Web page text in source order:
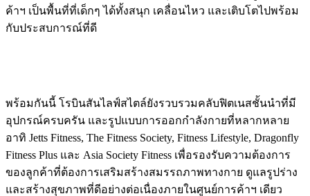
ค้าฯ เป็นพื้นที่ที่เด็กๆ ได้ทั้งสนุก เคลื่อนไหว และเติบโตไปพร้อม
กับประสบการณ์ที่ดี
พร้อมกันนี้ โรบินสันไลฟ์สไตล์ยังรวบรวมคลับฟิตเนสชั้นนำที่มี
อุปกรณ์ครบครัน และรูปแบบการออกกำลังกายที่หลากหลาย
อาทิ Jetts Fitness, The Fitness Society, Fitness Lifestyle, Dragonfly
Fitness Plus และ Asia Society Fitness เพื่อรองรับความต้องการ
ของลูกค้าที่ต้องการเสริมสร้างสมรรถภาพทางกาย ดูแลรูปร่าง
และสร้างสุขภาพที่ดีอย่างต่อเนื่องภายในศูนย์การค้าฯ เดียว